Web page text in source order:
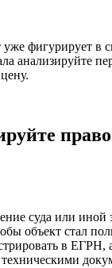
уже фигурирует в
анализируйте
суда или
объект стал
в ЕГРН,